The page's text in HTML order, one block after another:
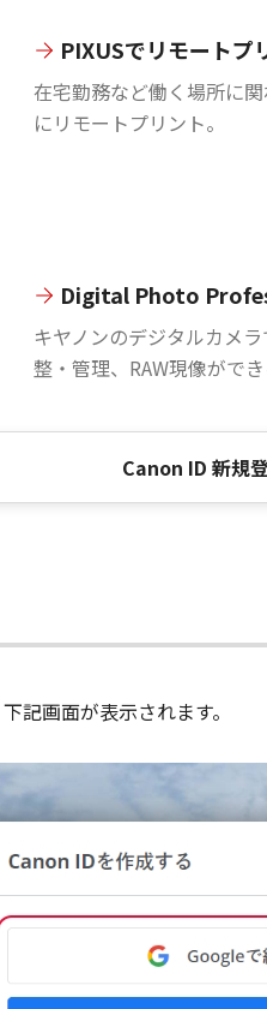
PIXUSでリモートプ
在宅勤務など働く場所に
にリモートプリント。
Digital Photo
キヤノンのデジタルカメ
整・管理、RAW現像ができ
Canon ID 新規
記画面が表示されます。